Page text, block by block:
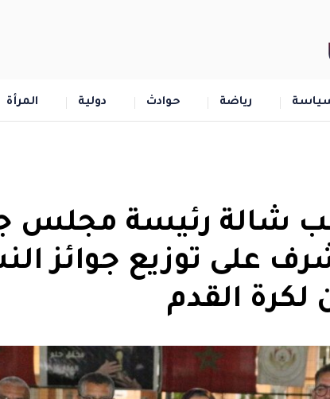
رياضة حوادث دولية المرأة
شالة رئيسة مجلس
على توزيع جوائز
القدم